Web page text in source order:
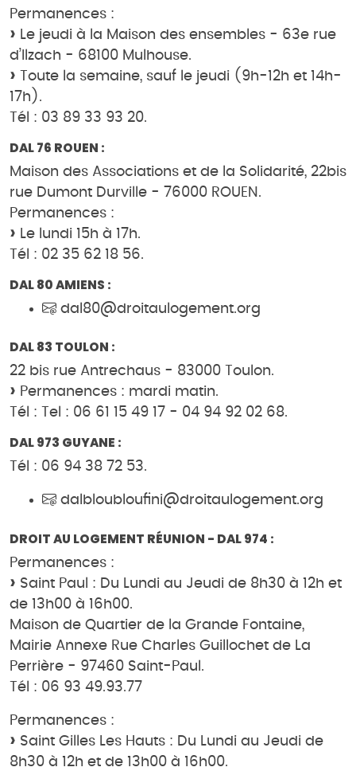
Permanences :
Le jeudi à la Maison des ensembles - 63e rue
d’Ilzach - 68100 Mulhouse.
Toute la semaine, sauf le jeudi (9h-12h et 14h-
17h).
Tél : 03 89 33 93 20.
DAL 76 ROUEN :
Maison des Associations et de la Solidarité, 22bis
rue Dumont Durville - 76000 ROUEN.
Permanences :
Le lundi 15h à 17h.
Tél : 02 35 62 18 56.
DAL 80 AMIENS :
dal80@droitaulogement.org
DAL 83 TOULON :
22 bis rue Antrechaus - 83000 Toulon.
Permanences : mardi matin.
Tél : Tel : 06 61 15 49 17 - 04 94 92 02 68.
DAL 973 GUYANE :
Tél : 06 94 38 72 53.
dalbloubloufini@droitaulogement.org
DROIT AU LOGEMENT RÉUNION - DAL 974 :
Permanences :
Saint Paul : Du Lundi au Jeudi de 8h30 à 12h et
de 13h00 à 16h00.
Maison de Quartier de la Grande Fontaine,
Mairie Annexe Rue Charles Guillochet de La
Perrière - 97460 Saint-Paul.
Tél : 06 93 49.93.77
Permanences :
Saint Gilles Les Hauts : Du Lundi au Jeudi de
8h30 à 12h et de 13h00 à 16h00.